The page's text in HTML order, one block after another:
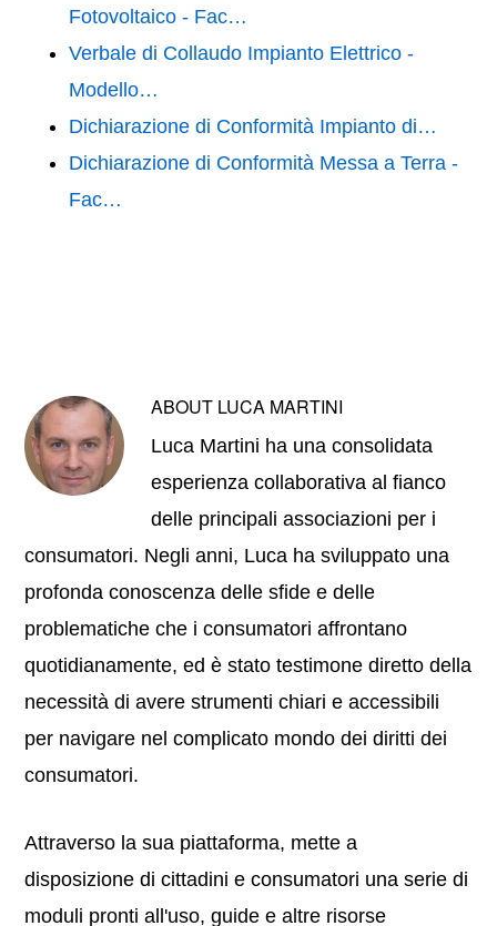
Fotovoltaico - Fac…
Verbale di Collaudo Impianto Elettrico -
Modello…
Dichiarazione di Conformità Impianto di…
Dichiarazione di Conformità Messa a Terra -
Fac…
ABOUT LUCA MARTINI
Luca Martini ha una consolidata
esperienza collaborativa al fianco
delle principali associazioni per i
consumatori. Negli anni, Luca ha sviluppato una
profonda conoscenza delle sfide e delle
problematiche che i consumatori affrontano
quotidianamente, ed è stato testimone diretto della
necessità di avere strumenti chiari e accessibili
per navigare nel complicato mondo dei diritti dei
consumatori.
Attraverso la sua piattaforma, mette a
disposizione di cittadini e consumatori una serie di
moduli pronti all'uso, guide e altre risorse